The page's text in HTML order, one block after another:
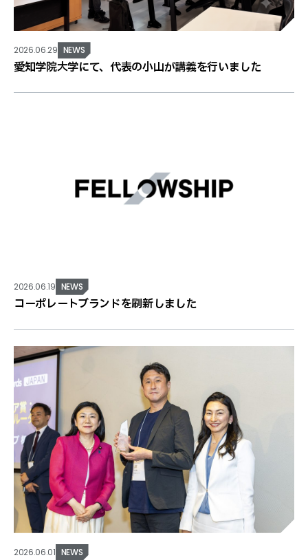
2026.06.29 NEWS
愛知学院大学にて、代表の小山が講義を行いました
2026.06.19 NEWS
コーポレートブランドを刷新しました
2026.06.01 NEWS